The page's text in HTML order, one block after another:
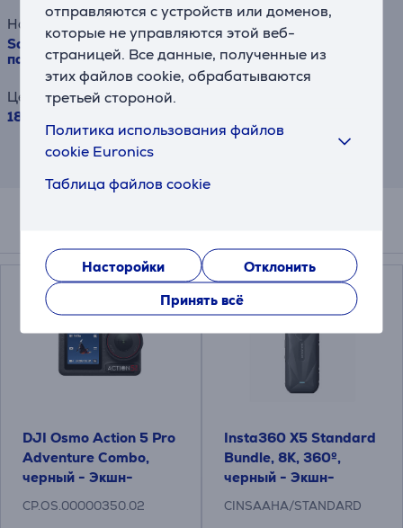
отправляются с устройств или доменов,
которые не управляются этой веб-
страницей. Все данные, полученные из
этих файлов cookie, обрабатываются
третьей стороной.
Политика использования файлов
cookie Euronics
Таблица файлов cookie
Насторойки
Отклонить
Принять всё
Наименование товара
SanDisk Extreme Pro UHS-I, microSD, 512 ГБ - Карта
памяти и адаптер
Цена
189.99 €
Результат информативен и основан на
DJI Osmo Action 5 Pro
Adventure Combo,
черный - Экшн-
камера
CP.OS.00000350.02
Insta360 X5 Standard
Bundle, 8K, 360º,
черный - Экшн-
камера
CINSAAHA/STANDARD